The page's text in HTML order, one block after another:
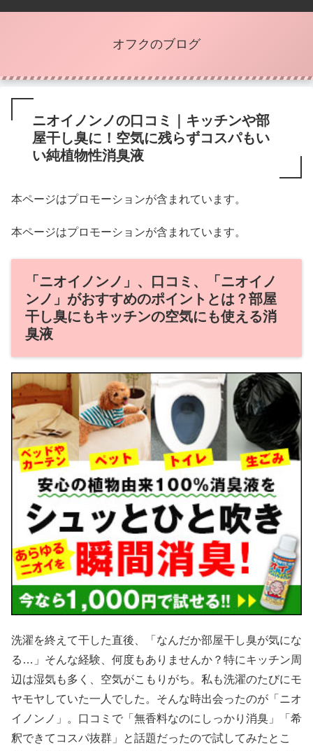
オフクのブログ
ニオイノンノの口コミ｜キッチンや部
屋干し臭に！空気に残らずコスパもい
い純植物性消臭液
本ページはプロモーションが含まれています。
本ページはプロモーションが含まれています。
「ニオイノンノ」、口コミ、「ニオイノ
ンノ」がおすすめのポイントとは？部屋
干し臭にもキッチンの空気にも使える消
臭液
洗濯を終えて干した直後、「なんだか部屋干し臭が気にな
る…」そんな経験、何度もありませんか？特にキッチン周
辺は湿気も多く、空気がこもりがち。私も洗濯のたびにモ
ヤモヤしていた一人でした。そんな時出会ったのが「ニオ
イノンノ」。口コミで「無香料なのにしっかり消臭」「希
釈できてコスパ抜群」と話題だったので試してみたとこ